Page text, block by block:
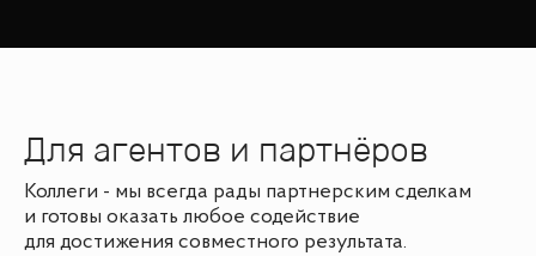
Для агентов и партнёров
Коллеги - мы всегда рады партнерским сделкам
и готовы оказать любое содействие
для достижения совместного результата.